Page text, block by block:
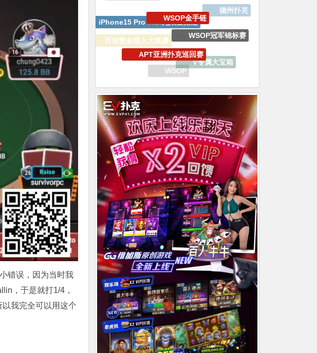
错误，因为当时我
，于是就打1/4，
我完全可以用这个
EV扑克战队
WSOP金戒指夏季巡回赛
百W赏金猎人大奖赛
V专属大宝箱
WSOP
APT亚洲扑克巡回赛